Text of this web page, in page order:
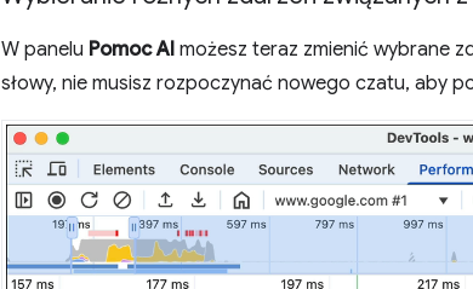
W panelu Pomoc AI możesz teraz zmienić wybrane
słowy, nie musisz rozpoczynać nowego czatu, aby